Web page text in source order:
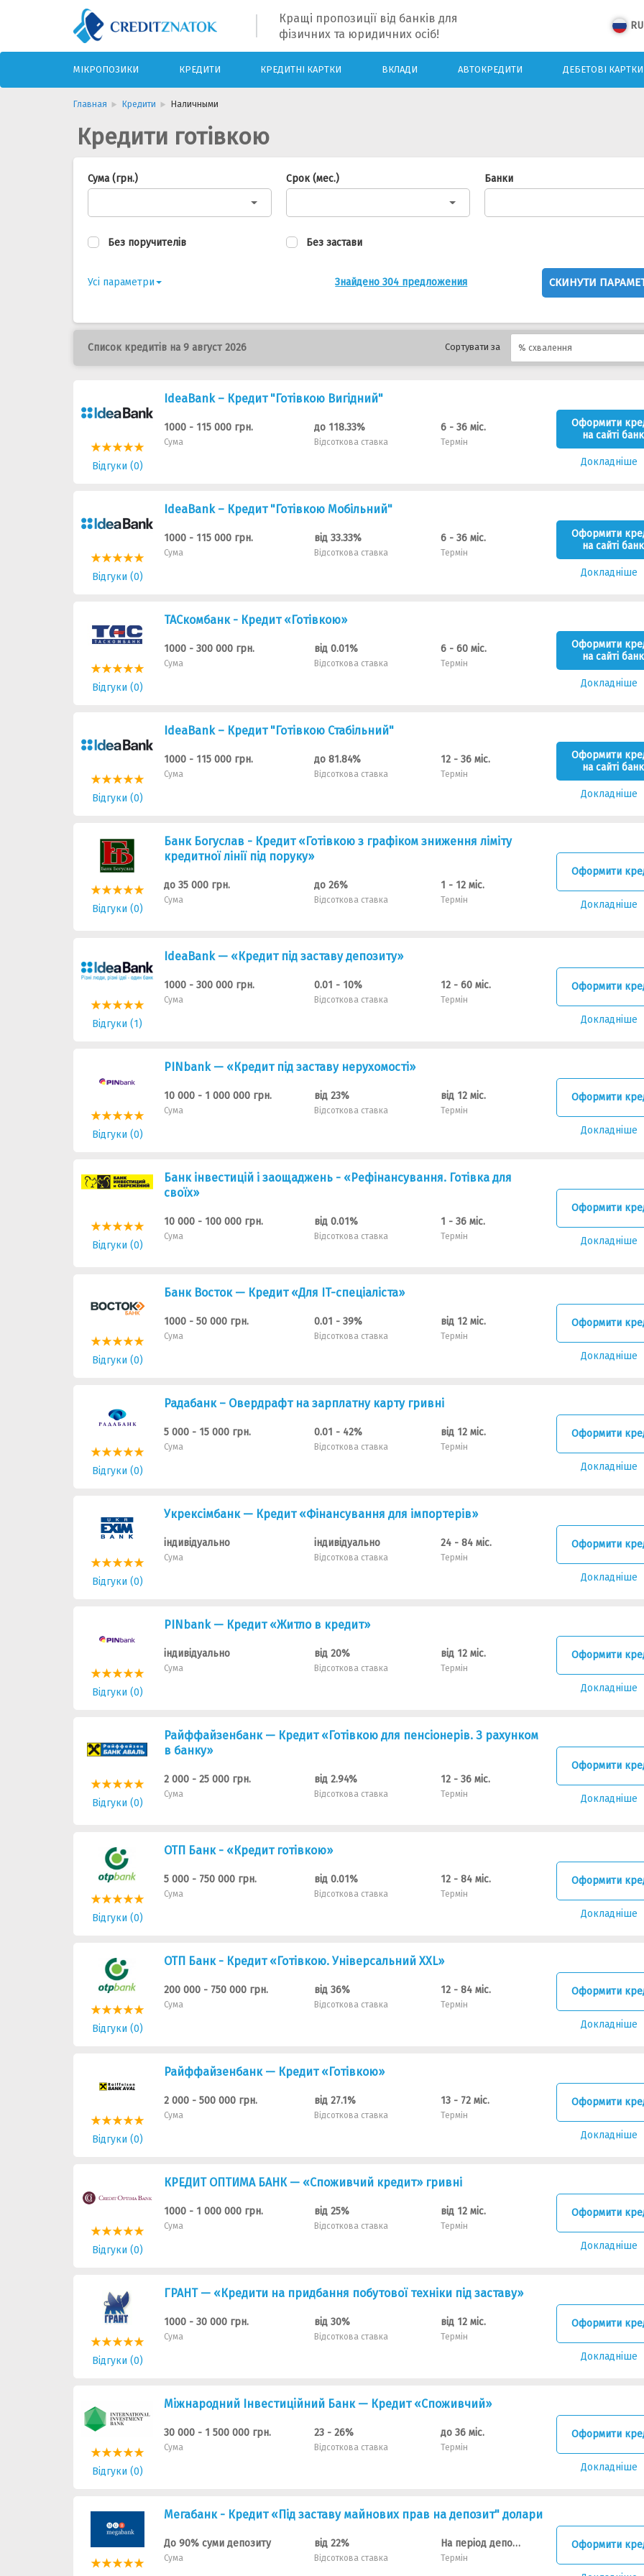
Кращі пропозиції від банків для
фізичних та юридичних осіб!
RU
МІКРОПОЗИКИ КРЕДИТИ КРЕДИТНІ КАРТКИ ВКЛАДИ АВТОКРЕДИТИ ДЕБЕТОВІ КАРТКИ
Главная Кредити Наличными
Кредити готівкою
Сума (грн.) Срок (мес.) Банки
Без поручителів Без застави
Усі параметри СКИНУТИ
Знайдено 304 предложения
Список кредитів на 9 август 2026 Сортувати за % схвалення
Відгуки (0)
IdeaBank – Кредит "Готівкою Вигідний"
1000 - 115 000 грн.
Сума
до 118.33%
Відсоткова ставка
6 - 36 міс.
Термін
Оформити
на сайті
Докладніше
Відгуки (0)
IdeaBank – Кредит "Готівкою Мобільний"
1000 - 115 000 грн.
Сума
від 33.33%
Відсоткова ставка
6 - 36 міс.
Термін
Оформити
на сайті
Докладніше
Відгуки (0)
ТАСкомбанк - Кредит «Готівкою»
1000 - 300 000 грн.
Сума
від 0.01%
Відсоткова ставка
6 - 60 міс.
Термін
Оформити
на сайті
Докладніше
Відгуки (0)
IdeaBank – Кредит "Готівкою Стабільний"
1000 - 115 000 грн.
Сума
до 81.84%
Відсоткова ставка
12 - 36 міс.
Термін
Оформити
на сайті
Докладніше
Відгуки (0)
Банк Богуслав - Кредит «Готівкою з графіком зниження ліміту
кредитної лінії під поруку»
до 35 000 грн.
Сума
до 26%
Відсоткова ставка
1 - 12 міс.
Термін
Оформити
Докладніше
Відгуки (1)
IdeaBank — «Кредит під заставу депозиту»
1000 - 300 000 грн.
Сума
0.01 - 10%
Відсоткова ставка
12 - 60 міс.
Термін
Оформити
Докладніше
Відгуки (0)
PINbank — «Кредит під заставу нерухомості»
10 000 - 1 000 000 грн.
Сума
від 23%
Відсоткова ставка
від 12 міс.
Термін
Оформити
Докладніше
Відгуки (0)
Банк інвестицій і заощаджень - «Рефінансування. Готівка для
своїх»
10 000 - 100 000 грн.
Сума
від 0.01%
Відсоткова ставка
1 - 36 міс.
Термін
Оформити
Докладніше
Відгуки (0)
Банк Восток — Кредит «Для IT-спеціаліста»
1000 - 50 000 грн.
Сума
0.01 - 39%
Відсоткова ставка
від 12 міс.
Термін
Оформити
Докладніше
Відгуки (0)
Радабанк – Овердрафт на зарплатну карту гривні
5 000 - 15 000 грн.
Сума
0.01 - 42%
Відсоткова ставка
від 12 міс.
Термін
Оформити
Докладніше
Відгуки (0)
Укрексімбанк — Кредит «Фінансування для імпортерів»
індивідуально
Сума
індивідуально
Відсоткова ставка
24 - 84 міс.
Термін
Оформити
Докладніше
Відгуки (0)
PINbank — Кредит «Житло в кредит»
індивідуально
Сума
від 20%
Відсоткова ставка
від 12 міс.
Термін
Оформити
Докладніше
Відгуки (0)
Райффайзенбанк — Кредит «Готівкою для пенсіонерів. З рахунком
в банку»
2 000 - 25 000 грн.
Сума
від 2.94%
Відсоткова ставка
12 - 36 міс.
Термін
Оформити
Докладніше
Відгуки (0)
ОТП Банк - «Кредит готівкою»
5 000 - 750 000 грн.
Сума
від 0.01%
Відсоткова ставка
12 - 84 міс.
Термін
Оформити
Докладніше
Відгуки (0)
ОТП Банк - Кредит «Готівкою. Універсальний XXL»
200 000 - 750 000 грн.
Сума
від 36%
Відсоткова ставка
12 - 84 міс.
Термін
Оформити
Докладніше
Відгуки (0)
Райффайзенбанк — Кредит «Готівкою»
2 000 - 500 000 грн.
Сума
від 27.1%
Відсоткова ставка
13 - 72 міс.
Термін
Оформити
Докладніше
Відгуки (0)
КРЕДИТ ОПТИМА БАНК — «Споживчий кредит» гривні
1000 - 1 000 000 грн.
Сума
від 25%
Відсоткова ставка
від 12 міс.
Термін
Оформити
Докладніше
Відгуки (0)
ГРАНТ — «Кредити на придбання побутової техніки під заставу»
1000 - 30 000 грн.
Сума
від 30%
Відсоткова ставка
від 12 міс.
Термін
Оформити
Докладніше
Відгуки (0)
Мiжнародний Iнвестицiйний Банк — Кредит «Споживчий»
30 000 - 1 500 000 грн.
Сума
23 - 26%
Відсоткова ставка
до 36 міс.
Термін
Оформити
Докладніше
Мегабанк - Кредит «Під заставу майнових прав на депозит" долари
До 90% суми депозиту
Сума
від 22%
Відсоткова ставка
На період депозитного вкладу
Термін
Оформити